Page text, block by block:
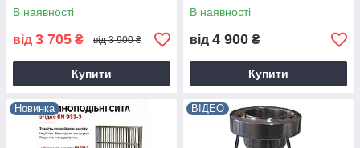
В наявності
від 3 705 ₴ від 3 900 ₴
Купити
В наявності
від 4 900 ₴
Купити
Новинка ВІДЕО